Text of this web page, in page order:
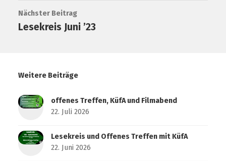
Nächster Beitrag
Lesekreis Juni ’23
Weitere Beiträge
offenes Treffen, KüfA und Filmabend
22. Juli 2026
Lesekreis und Offenes Treffen mit KüfA
22. Juni 2026